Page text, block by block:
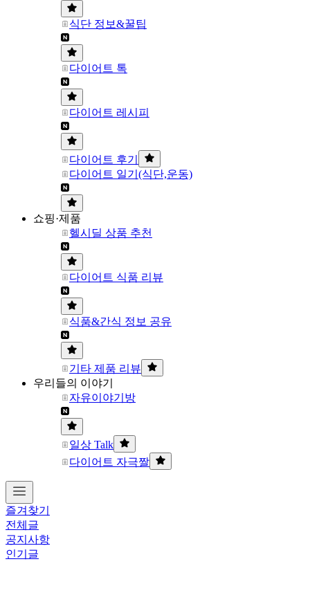
식단 정보&꿀팁
다이어트 톡
다이어트 레시피
다이어트 후기
다이어트 일기(식단,운동)
쇼핑·제품
헬시딜 상품 추천
다이어트 식품 리뷰
식품&간식 정보 공유
기타 제품 리뷰
우리들의 이야기
자유이야기방
일상 Talk
다이어트 자극짤
즐겨찾기
전체글
공지사항
인기글